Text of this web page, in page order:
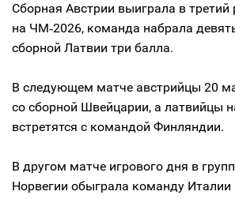
Сборная Австрии выиграла в третий
на ЧМ‑2026, команда набрала
сборной Латвии три балла.
В следующем матче австрийцы 20
со сборной Швейцарии, а латвийцы
встретятся с командой Финляндии.
В другом матче игрового дня в
Норвегии обыграла команду Италии